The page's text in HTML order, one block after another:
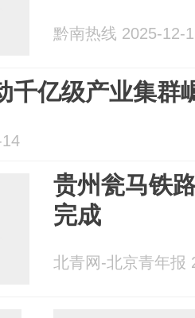
黔南热线 2025-12-
千亿级产业集群
贵州瓮马铁
完成
北青网-北京青年报